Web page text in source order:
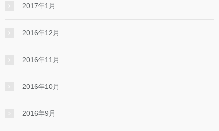
2017年1月
2016年12月
2016年11月
2016年10月
2016年9月